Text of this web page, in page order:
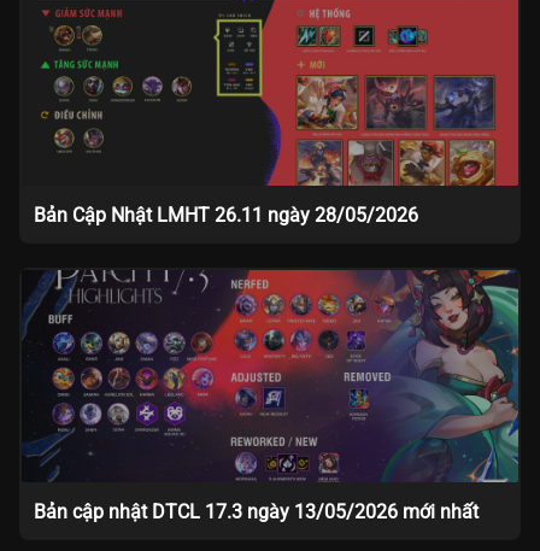
Bản Cập Nhật LMHT 26.11 ngày 28/05/2026
Bản cập nhật DTCL 17.3 ngày 13/05/2026 mới nhất